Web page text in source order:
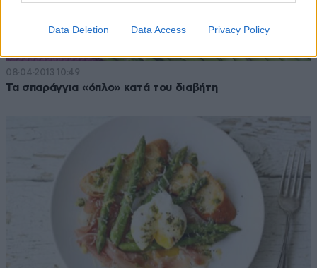
Data Deletion Data Access Privacy Policy
08·04·2013 10:49
Τα σπαράγγια «όπλο» κατά του διαβήτη